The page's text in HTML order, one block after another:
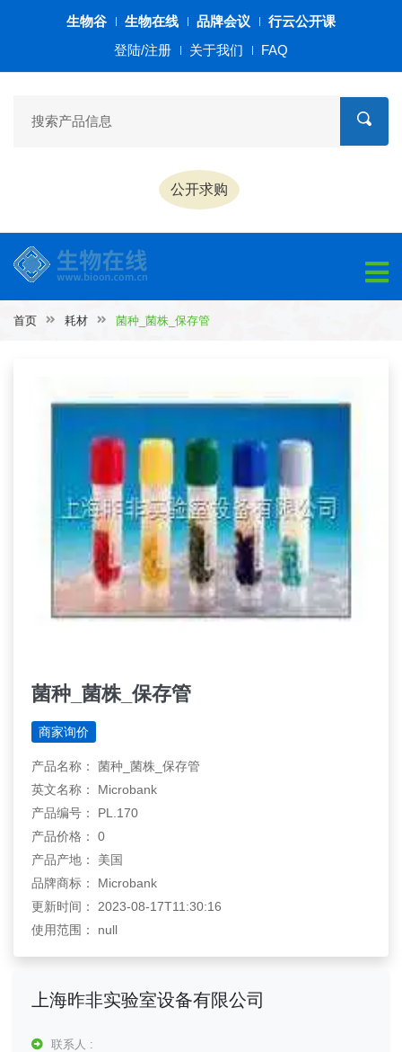
生物谷 生物在线 品牌会议
行云公开课
登陆/注册
关于我们 FAQ
公开求购
首页 耗材 菌种_菌株_保存管
菌种_菌株_保存管
商家询价
产品名称： 菌种_菌株_保存管
英文名称： Microbank
产品编号： PL.170
产品价格： 0
产品产地： 美国
品牌商标： Microbank
更新时间： 2023-08-17T11:30:16
使用范围： null
上海昨非实验室设备有限公司
联系人 :